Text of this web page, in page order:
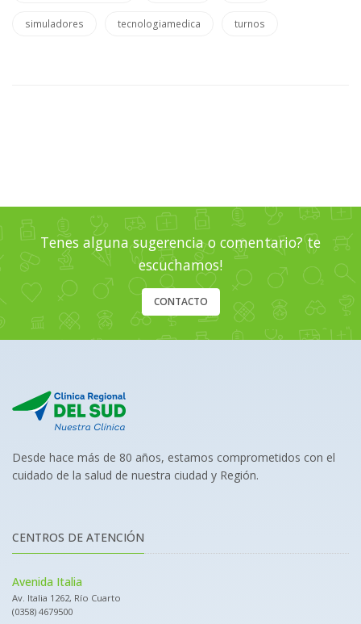
simuladores tecnologiamedica turnos
Tenes alguna sugerencia o comentario? te
escuchamos!
CONTACTO
Desde hace más de 80 años, estamos comprometidos con el
cuidado de la salud de nuestra ciudad y Región.
CENTROS DE ATENCIÓN
Avenida Italia
Av. Italia 1262, Río Cuarto
(0358) 4679500